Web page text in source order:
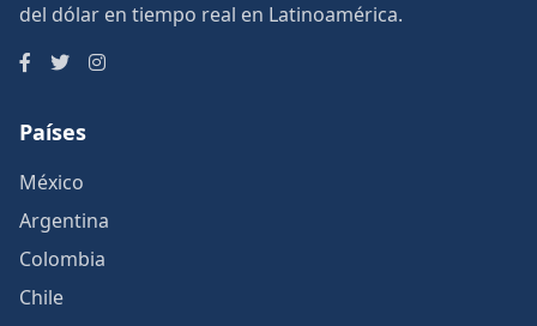
del dólar en tiempo real en Latinoamérica.
Países
México
Argentina
Colombia
Chile